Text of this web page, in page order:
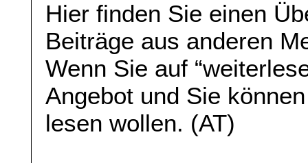
Hier finden Sie einen
Beiträge aus anderen
Wenn Sie auf
Angebot und Sie
lesen wollen. (AT)